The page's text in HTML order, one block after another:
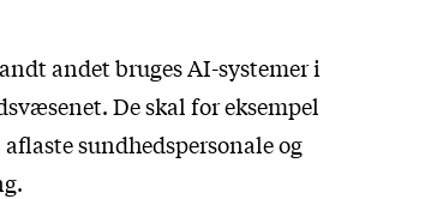
andet bruges AI-systemer i
De skal for eksempel
sundhedspersonale og